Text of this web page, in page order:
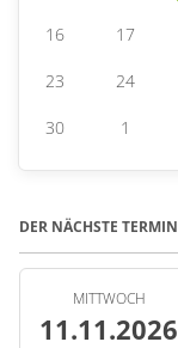
16 17
23 24
30 1
DER NÄCHSTE TERMIN
MITTWOCH
11.11.2026